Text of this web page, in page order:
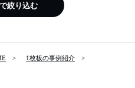
絞り込む
1枚板の事例紹介